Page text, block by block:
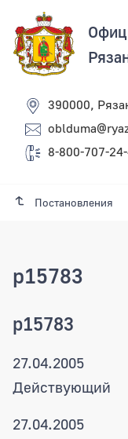
390000,
8-800-707-
Постановления
p15783
p15783
27.04.2005
Действующий
27.04.2005